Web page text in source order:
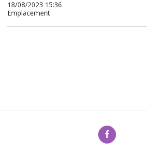
18/08/2023 15:36
Emplacement